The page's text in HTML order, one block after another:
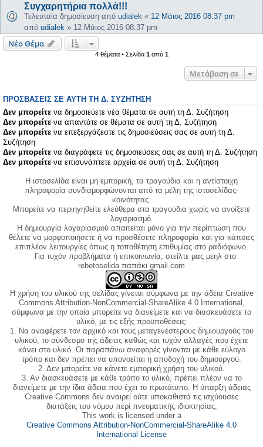
Συγχαρητήρια πολλά!!!
Τελευταία δημοσίευση από udialek « 12 Μάιος 2016 08:37 pm
από udialek » 12 Μάιος 2016 08:37 pm
Νέο Θέμα
4 θέματα • Σελίδα 1από 1
Μετάβαση σε
ΠΡΟΣΒΆΣΕΙΣ ΣΕ ΑΥΤΉ ΤΗ Δ. ΣΥΖΉΤΗΣΗ
Δεν μπορείτε να δημοσιεύετε νέα θέματα σε αυτή τη Δ. Συζήτηση
Δεν μπορείτε να απαντάτε σε θέματα σε αυτή τη Δ. Συζήτηση
Δεν μπορείτε να επεξεργάζεστε τις δημοσιεύσεις σας σε αυτή τη Δ.
Συζήτηση
Δεν μπορείτε να διαγράφετε τις δημοσιεύσεις σας σε αυτή τη Δ. Συζήτηση
Δεν μπορείτε να επισυνάπτετε αρχεία σε αυτή τη Δ. Συζήτηση
Η ιστοσελίδα είναι μη εμπορική, τα τραγούδια και η αντίστοιχη
πληροφορία συνδιαμορφώνονται από τα μέλη της ιστοσελίδας-
κοινότητας.
Μπορείτε να περιηγηθείτε ελεύθερα στα τραγούδια χωρίς να ανοίξετε
λογαριασμό.
Η δημιουργία λογαριασμού απαιτείται μόνο για την περίπτωση που
θέλετε να μορφοποιήσετε ή να προσθέσετε πληροφορία και για κάποιες
επιπλέον λειτουργίες όπως η τοποθέτηση επιθυμίας στο ραδιόφωνο.
Για τυχόν προβλήματα ή επικοινωνία, στείλτε μας μεηλ στο
rebetoselida παπάκι gmail.com
Η χρήση του υλικού της σελίδας γίνεται σύμφωνα με την άδεια Creative
Commons Attribution-NonCommercial-ShareAlike 4.0 International,
σύμφωνα με την οποία μπορείτε να διανείμετε και να διασκευάσετε το
υλικό, με τις εξής προϋποθέσεις:
1. Να αναφέρετε τον αρχικό και τους μεταγενέστερους δημιουργούς του
υλικού, το σύνδεσμο της άδειας καθώς και τυχόν αλλαγές που έχετε
κάνει στο υλικό. Οι παραπάνω αναφορές γίνονται με κάθε εύλογο
τρόπο και δεν πρέπει να υπονοείται η αποδοχή του δημιουργού.
2. Δεν μπορείτε να κάνετε εμπορική χρήση του υλικού.
3. Αν διασκευάσετε με κάθε τρόπο το υλικό, πρέπει πλέον να το
διανείμετε με την ίδια άδεια που έχει το πρωτότυπο. Η ύπαρξη άδειας
Creative Commons δεν αναιρεί ούτε υποκαθιστά τις ισχύουσες
διατάξεις του νόμου περί πνευματικής ιδιοκτησίας.
This work is licensed under a
Creative Commons Attribution-NonCommercial-ShareAlike 4.0
International License
.